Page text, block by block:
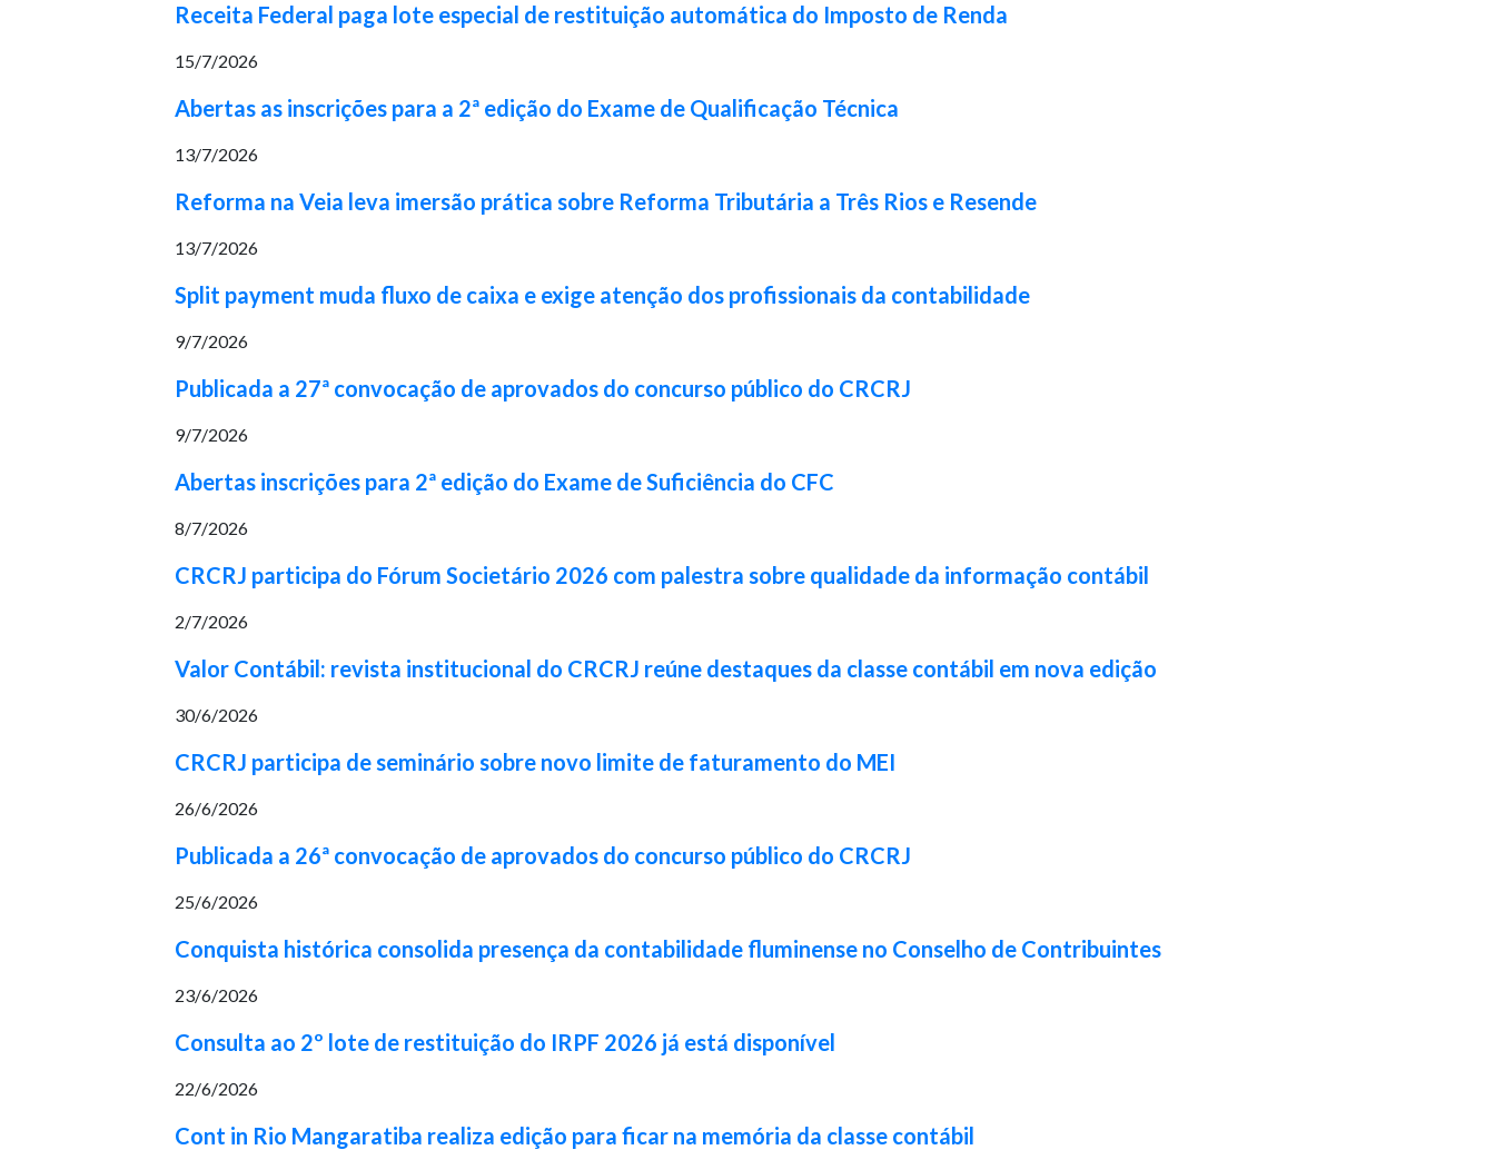
Receita Federal paga lote especial de restituição automática do Imposto de Renda
15/7/2026
Abertas as inscrições para a 2ª edição do Exame de Qualificação Técnica
13/7/2026
Reforma na Veia leva imersão prática sobre Reforma Tributária a Três Rios e Resende
13/7/2026
Split payment muda fluxo de caixa e exige atenção dos profissionais da contabilidade
9/7/2026
Publicada a 27ª convocação de aprovados do concurso público do CRCRJ
9/7/2026
Abertas inscrições para 2ª edição do Exame de Suficiência do CFC
8/7/2026
CRCRJ participa do Fórum Societário 2026 com palestra sobre qualidade da informação contábil
2/7/2026
Valor Contábil: revista institucional do CRCRJ reúne destaques da classe contábil em nova edição
30/6/2026
CRCRJ participa de seminário sobre novo limite de faturamento do MEI
26/6/2026
Publicada a 26ª convocação de aprovados do concurso público do CRCRJ
25/6/2026
Conquista histórica consolida presença da contabilidade fluminense no Conselho de Contribuintes
23/6/2026
Consulta ao 2º lote de restituição do IRPF 2026 já está disponível
22/6/2026
Cont in Rio Mangaratiba realiza edição para ficar na memória da classe contábil